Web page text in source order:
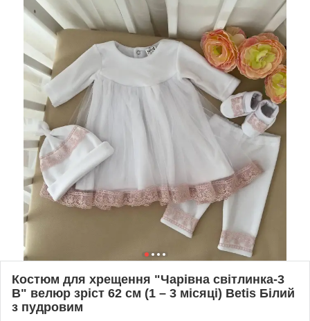
Костюм для хрещення "Чарівна світлинка-3
В" велюр зріст 62 см (1 – 3 місяці) Betis Білий
з пудровим